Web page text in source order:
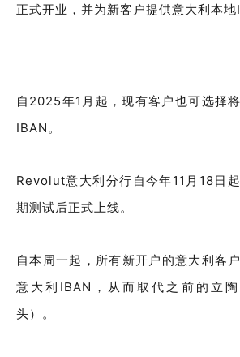
正式开业，并为新客户提供意大利本地
自2025年1月起，现有客户也可选择
IBAN。
Revolut意大利分行自今年11月18日
期测试后正式上线。
自本周一起，所有新开户的意大利客
意大利IBAN，从而取代之前的立
头）。